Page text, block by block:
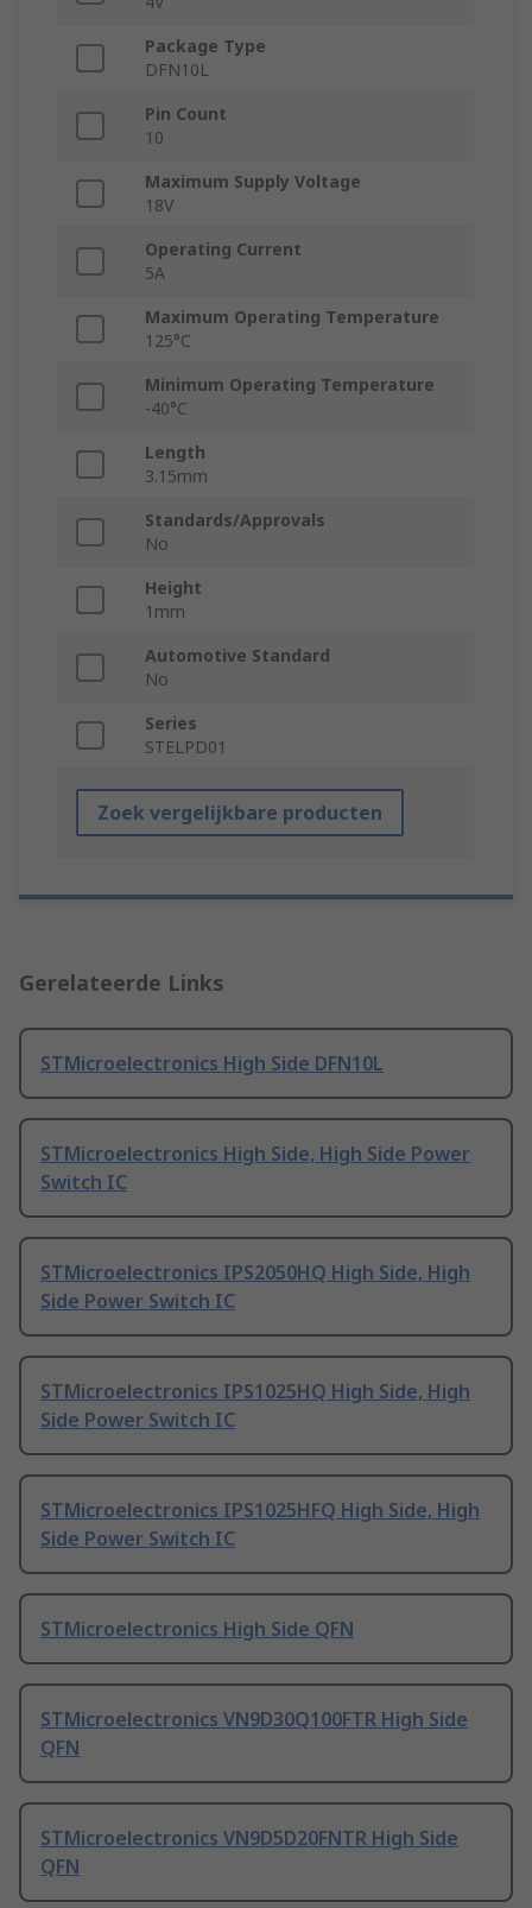
Package Type
DFN10L
Pin Count
10
Maximum Supply Voltage
18V
Operating Current
5A
Maximum Operating Temperature
125°C
Minimum Operating Temperature
-40°C
Length
3.15mm
Standards/Approvals
No
Height
1mm
Automotive Standard
No
Series
STELPD01
Zoek vergelijkbare producten
Gerelateerde Links
STMicroelectronics High Side DFN10L
STMicroelectronics High Side, High Side Power
Switch IC
STMicroelectronics IPS2050HQ High Side, High
Side Power Switch IC
STMicroelectronics IPS1025HQ High Side, High
Side Power Switch IC
STMicroelectronics IPS1025HFQ High Side, High
Side Power Switch IC
STMicroelectronics High Side QFN
STMicroelectronics VN9D30Q100FTR High Side
QFN
STMicroelectronics VN9D5D20FNTR High Side
QFN